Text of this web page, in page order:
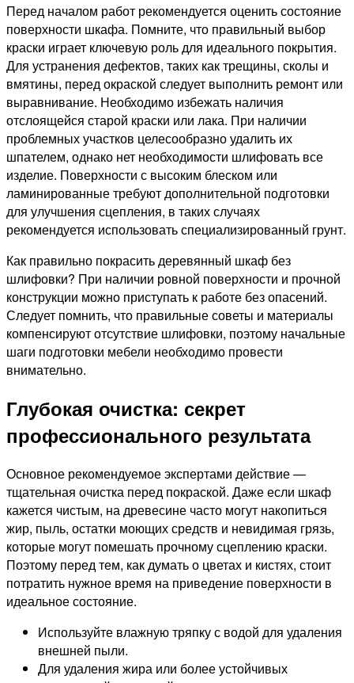
Перед началом работ рекомендуется оценить состояние
поверхности шкафа. Помните, что правильный выбор
краски играет ключевую роль для идеального покрытия.
Для устранения дефектов, таких как трещины, сколы и
вмятины, перед окраской следует выполнить ремонт или
выравнивание. Необходимо избежать наличия
отслоящейся старой краски или лака. При наличии
проблемных участков целесообразно удалить их
шпателем, однако нет необходимости шлифовать все
изделие. Поверхности с высоким блеском или
ламинированные требуют дополнительной подготовки
для улучшения сцепления, в таких случаях
рекомендуется использовать специализированный грунт.
Как правильно покрасить деревянный шкаф без
шлифовки? При наличии ровной поверхности и прочной
конструкции можно приступать к работе без опасений.
Следует помнить, что правильные советы и материалы
компенсируют отсутствие шлифовки, поэтому начальные
шаги подготовки мебели необходимо провести
внимательно.
Глубокая очистка: секрет
профессионального результата
Основное рекомендуемое экспертами действие —
тщательная очистка перед покраской. Даже если шкаф
кажется чистым, на древесине часто могут накопиться
жир, пыль, остатки моющих средств и невидимая грязь,
которые могут помешать прочному сцеплению краски.
Поэтому перед тем, как думать о цветах и кистях, стоит
потратить нужное время на приведение поверхности в
идеальное состояние.
Используйте влажную тряпку с водой для удаления
внешней пыли.
Для удаления жира или более устойчивых